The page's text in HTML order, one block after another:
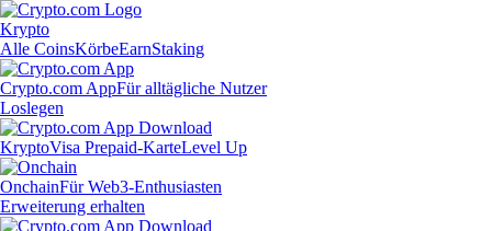
Krypto
Alle CoinsKörbeEarnStaking
Crypto.com AppFür alltägliche Nutzer
Loslegen
KryptoVisa Prepaid-KarteLevel Up
OnchainFür Web3-Enthusiasten
Erweiterung erhalten